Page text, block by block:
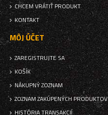
CHCEM VRÁTIŤ PRODUKT
KONTAKT
MÔJ ÚČET
ZAREGISTRUJTE SA
KOŠÍK
NÁKUPNÝ ZOZNAM
ZOZNAM ZAKÚPENÝCH PRODUKTOV
HISTÓRIA TRANSAKCIÍ